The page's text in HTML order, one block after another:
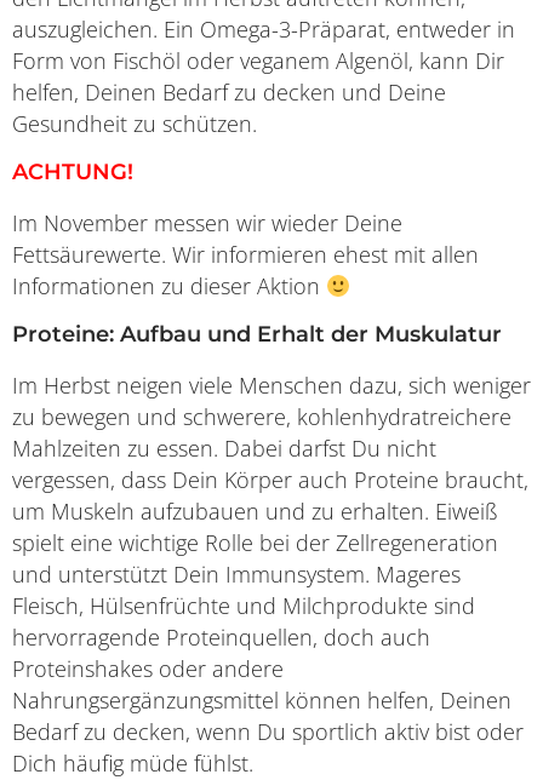
auszugleichen. Ein Omega-3-Präparat, entweder in
Form von Fischöl oder veganem Algenöl, kann Dir
helfen, Deinen Bedarf zu decken und Deine
Gesundheit zu schützen.
ACHTUNG!
Im November messen wir wieder Deine
Fettsäurewerte. Wir informieren ehest mit allen
Informationen zu dieser Aktion
Proteine: Aufbau und Erhalt der Muskulatur
Im Herbst neigen viele Menschen dazu, sich weniger
zu bewegen und schwerere, kohlenhydratreichere
Mahlzeiten zu essen. Dabei darfst Du nicht
vergessen, dass Dein Körper auch Proteine braucht,
um Muskeln aufzubauen und zu erhalten. Eiweiß
spielt eine wichtige Rolle bei der Zellregeneration
und unterstützt Dein Immunsystem. Mageres
Fleisch, Hülsenfrüchte und Milchprodukte sind
hervorragende Proteinquellen, doch auch
Proteinshakes oder andere
Nahrungsergänzungsmittel können helfen, Deinen
Bedarf zu decken, wenn Du sportlich aktiv bist oder
Dich häufig müde fühlst.